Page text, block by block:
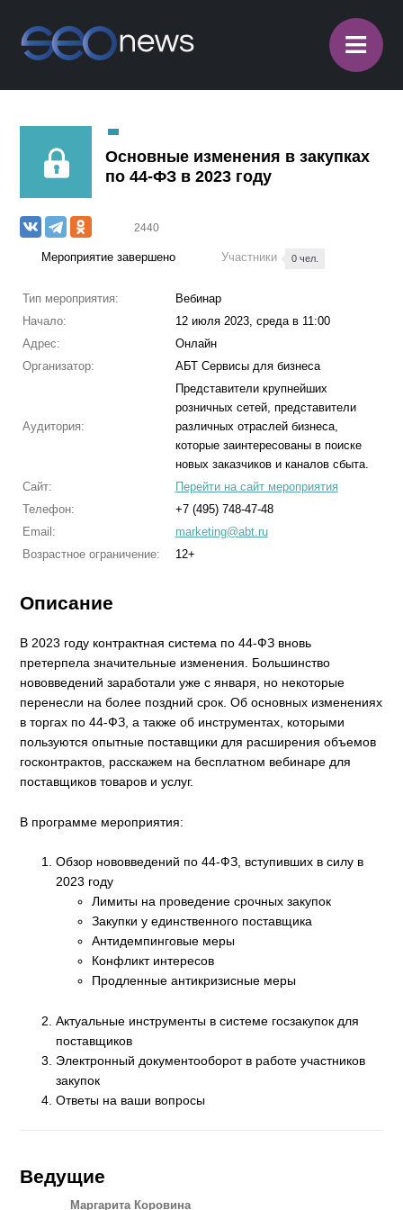
≡
Основные изменения в закупках
по 44-ФЗ в 2023 году
2440
Мероприятие завершено Участники 0 чел.
Тип мероприятия:
Вебинар
Начало:
12 июля 2023, среда в 11:00
Адрес:
Онлайн
Организатор:
АБТ Сервисы для бизнеса
Аудитория:
Представители крупнейших
розничных сетей, представители
различных отраслей бизнеса,
которые заинтересованы в поиске
новых заказчиков и каналов сбыта.
Сайт:
Перейти на сайт мероприятия
Телефон:
+7 (495) 748-47-48
Email:
marketing@abt.ru
Возрастное ограничение:
12+
Описание
В 2023 году контрактная система по 44-ФЗ вновь
претерпела значительные изменения. Большинство
нововведений заработали уже с января, но некоторые
перенесли на более поздний срок. Об основных изменениях
в торгах по 44-ФЗ, а также об инструментах, которыми
пользуются опытные поставщики для расширения объемов
госконтрактов, расскажем на бесплатном вебинаре для
поставщиков товаров и услуг.
В программе мероприятия:
Обзор нововведений по 44-ФЗ, вступивших в силу в
2023 году
Лимиты на проведение срочных закупок
Закупки у единственного поставщика
Антидемпинговые меры
Конфликт интересов
Продленные антикризисные меры
Актуальные инструменты в системе госзакупок для
поставщиков
Электронный документооборот в работе участников
закупок
Ответы на ваши вопросы
Ведущие
Маргарита Коровина